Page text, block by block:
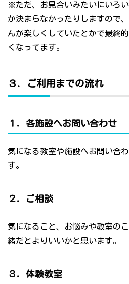
※ただ、お見合いみたいにいろ
か決まらなかったりしますので
んが楽しくしていたとかで最終
くなってます。
３．ご利用までの流れ
１．各施設へお問い合わせ
気になる教室や施設へお問い合
す。
２．ご相談
気になること、お悩みや教室の
緒だとよりいいかと思います。
３．体験教室